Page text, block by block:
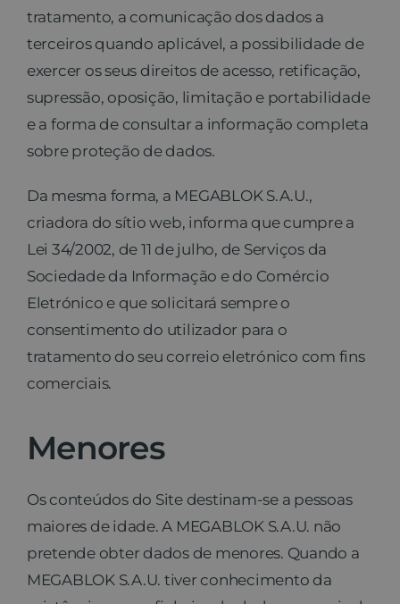
tratamento, a comunicação dos dados a
terceiros quando aplicável, a possibilidade de
exercer os seus direitos de acesso, retificação,
supressão, oposição, limitação e portabilidade
e a forma de consultar a informação completa
sobre proteção de dados.
Da mesma forma, a MEGABLOK S.A.U.,
criadora do sítio web, informa que cumpre a
Lei 34/2002, de 11 de julho, de Serviços da
Sociedade da Informação e do Comércio
Eletrónico e que solicitará sempre o
consentimento do utilizador para o
tratamento do seu correio eletrónico com fins
comerciais.
Menores
Os conteúdos do Site destinam-se a pessoas
maiores de idade. A MEGABLOK S.A.U. não
pretende obter dados de menores. Quando a
MEGABLOK S.A.U. tiver conhecimento da